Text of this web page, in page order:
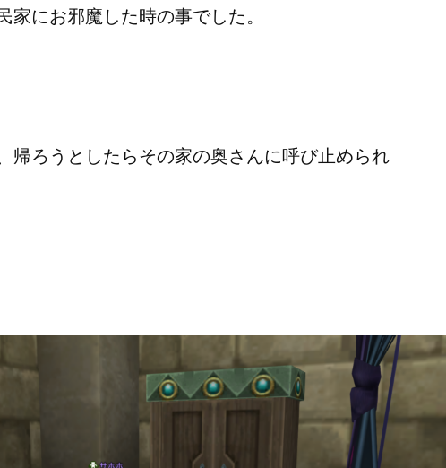
にお邪魔した時の事でした。
帰ろうとしたらその家の奥さんに呼び止められ